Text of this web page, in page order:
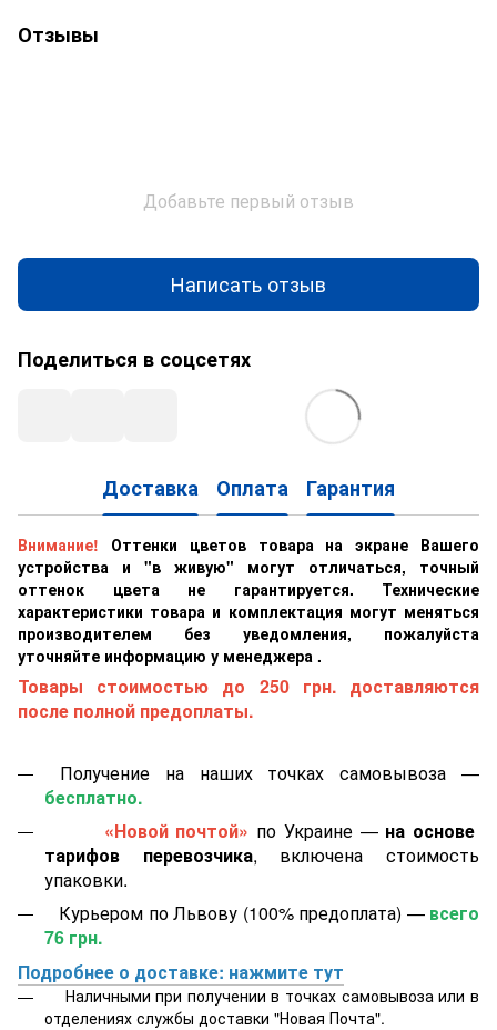
Отзывы
Добавьте первый отзыв
Написать отзыв
Поделиться в соцсетях
Доставка Оплата Гарантия
Внимание!
Оттенки цветов товара на экране Вашего
устройства и "в живую" могут отличаться, точный
оттенок цвета не гарантируется. Технические
характеристики товара и комплектация могут меняться
производителем без уведомления, пожалуйста
уточняйте информацию у менеджера .
Товары стоимостью до 250 грн. доставляются
после полной предоплаты.
Получение на наших точках самовывоза —
бесплатно.
«Новой почтой» по Украине — на основе
тарифов перевозчика, включена стоимость
упаковки.
Курьером по Львову (100% предоплата) — всего
76 грн.
Подробнее о доставке: нажмите тут
Наличными при получении в точках самовывоза или в
отделениях службы доставки "Новая Почта".